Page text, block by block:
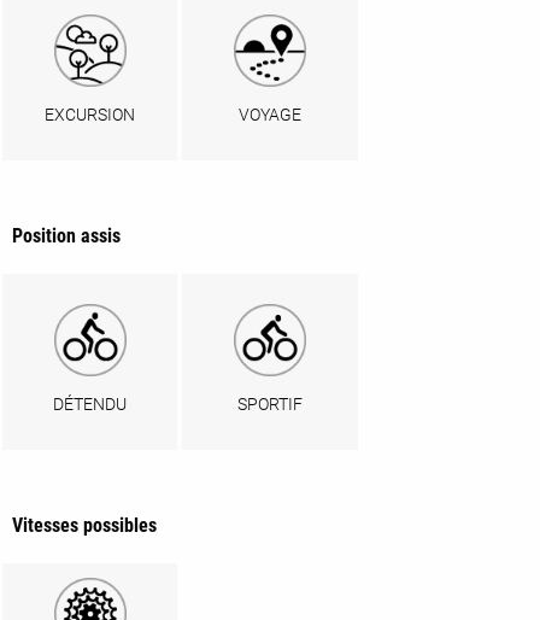
EXCURSION VOYAGE
Position assis
DÉTENDU SPORTIF
Vitesses possibles